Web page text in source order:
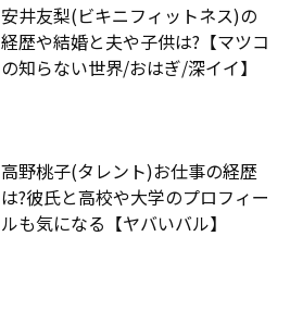
安井友梨(ビキニフィットネス)の
経歴や結婚と夫や子供は?【マツコ
の知らない世界/おはぎ/深イイ】
高野桃子(タレント)お仕事の経歴
は?彼氏と高校や大学のプロフィー
ルも気になる【ヤバいバル】